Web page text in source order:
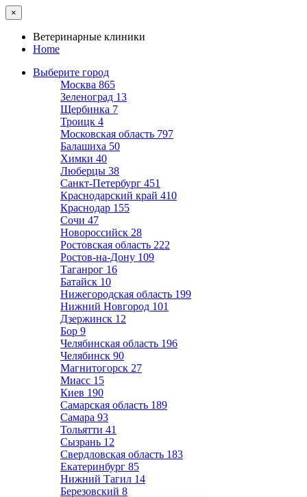
×
Ветеринарные клиники
Home
Выберите город
Москва 865
Зеленоград 13
Щербинка 7
Троицк 4
Московская область 797
Балашиха 50
Химки 40
Люберцы 38
Санкт-Петербург 451
Краснодарский край 410
Краснодар 155
Сочи 47
Новороссийск 28
Ростовская область 222
Ростов-на-Дону 109
Таганрог 16
Батайск 10
Нижегородская область 199
Нижний Новгород 101
Дзержинск 12
Бор 9
Челябинская область 196
Челябинск 90
Магнитогорск 27
Миасс 15
Киев 190
Самарская область 189
Самара 93
Тольятти 41
Сызрань 12
Свердловская область 183
Екатеринбург 85
Нижний Тагил 14
Березовский 8